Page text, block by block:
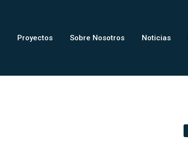
Proyectos Sobre Nosotros Noticias